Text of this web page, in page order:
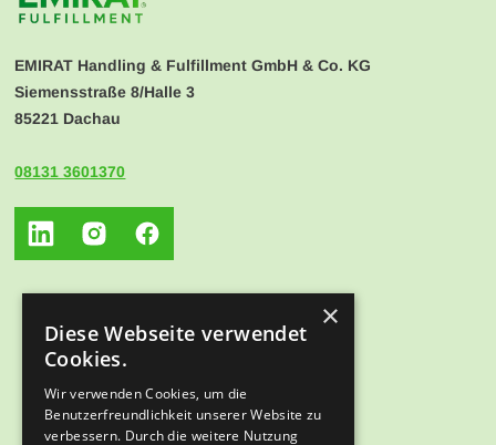
EMIRAT Handling & Fulfillment GmbH & Co. KG
Siemensstraße 8/Halle 3
85221 Dachau
08131 3601370
×
Diese Webseite verwendet
Cookies.
Wir verwenden Cookies, um die
Benutzerfreundlichkeit unserer Website zu
verbessern. Durch die weitere Nutzung